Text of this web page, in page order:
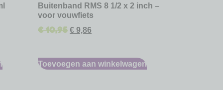
Buitenband RMS 8 1/2 x 2 inch –
voor vouwfiets
€10,95 € 9,86
Toevoegen aan winkelwagen